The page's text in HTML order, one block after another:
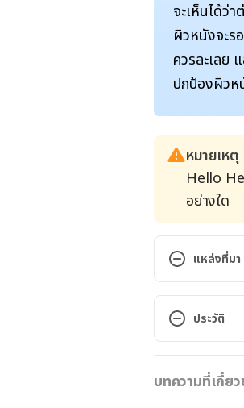
จะเห็นได้ว่
ผิวหนังจะร
ควรละเลย
ปกป้องผิวห
หมายเหตุ
Hello
อย่างใด
แหล่งที่มา
https://
effects/
https://
ประวัติ
02/05/
บทความที่เกี่ย